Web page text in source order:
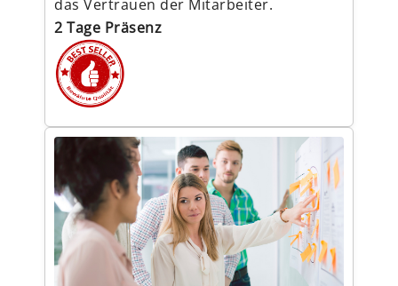
das Vertrauen der Mitarbeiter.
2 Tage Präsenz